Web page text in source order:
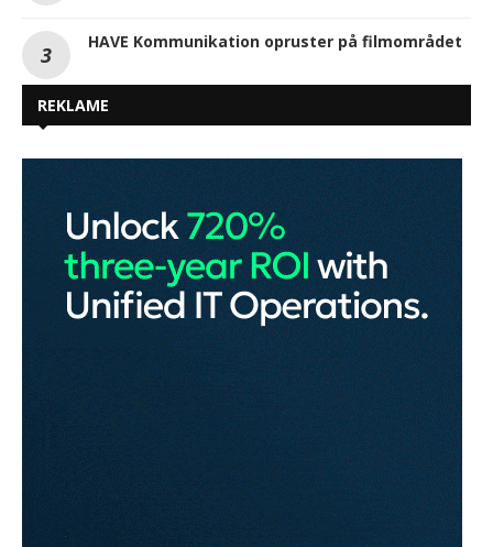
HAVE Kommunikation opruster på filmområdet
REKLAME